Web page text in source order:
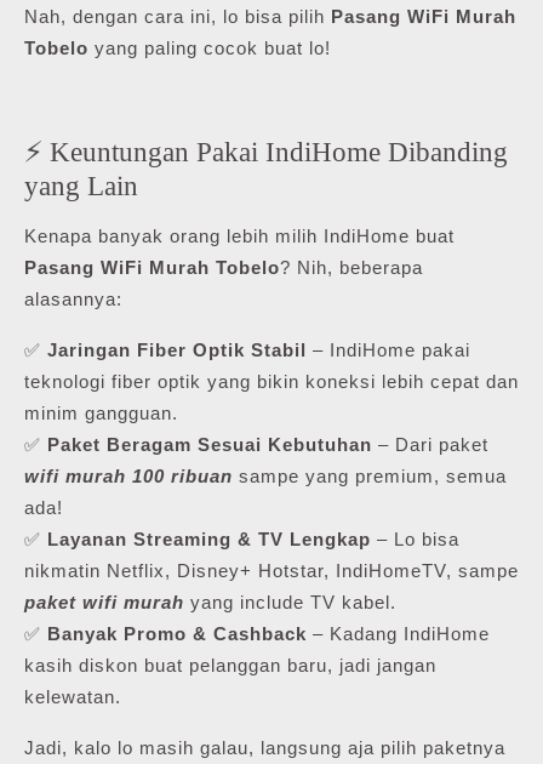
Nah, dengan cara ini, lo bisa pilih Pasang WiFi Murah
Tobelo yang paling cocok buat lo!
⚡ Keuntungan Pakai IndiHome Dibanding
yang Lain
Kenapa banyak orang lebih milih IndiHome buat
Pasang WiFi Murah Tobelo? Nih, beberapa
alasannya:
✅ Jaringan Fiber Optik Stabil – IndiHome pakai
teknologi fiber optik yang bikin koneksi lebih cepat dan
minim gangguan.
✅ Paket Beragam Sesuai Kebutuhan – Dari paket
wifi murah 100 ribuan sampe yang premium, semua
ada!
✅ Layanan Streaming & TV Lengkap – Lo bisa
nikmatin Netflix, Disney+ Hotstar, IndiHomeTV, sampe
paket wifi murah yang include TV kabel.
✅ Banyak Promo & Cashback – Kadang IndiHome
kasih diskon buat pelanggan baru, jadi jangan
kelewatan.
Jadi, kalo lo masih galau, langsung aja pilih paketnya